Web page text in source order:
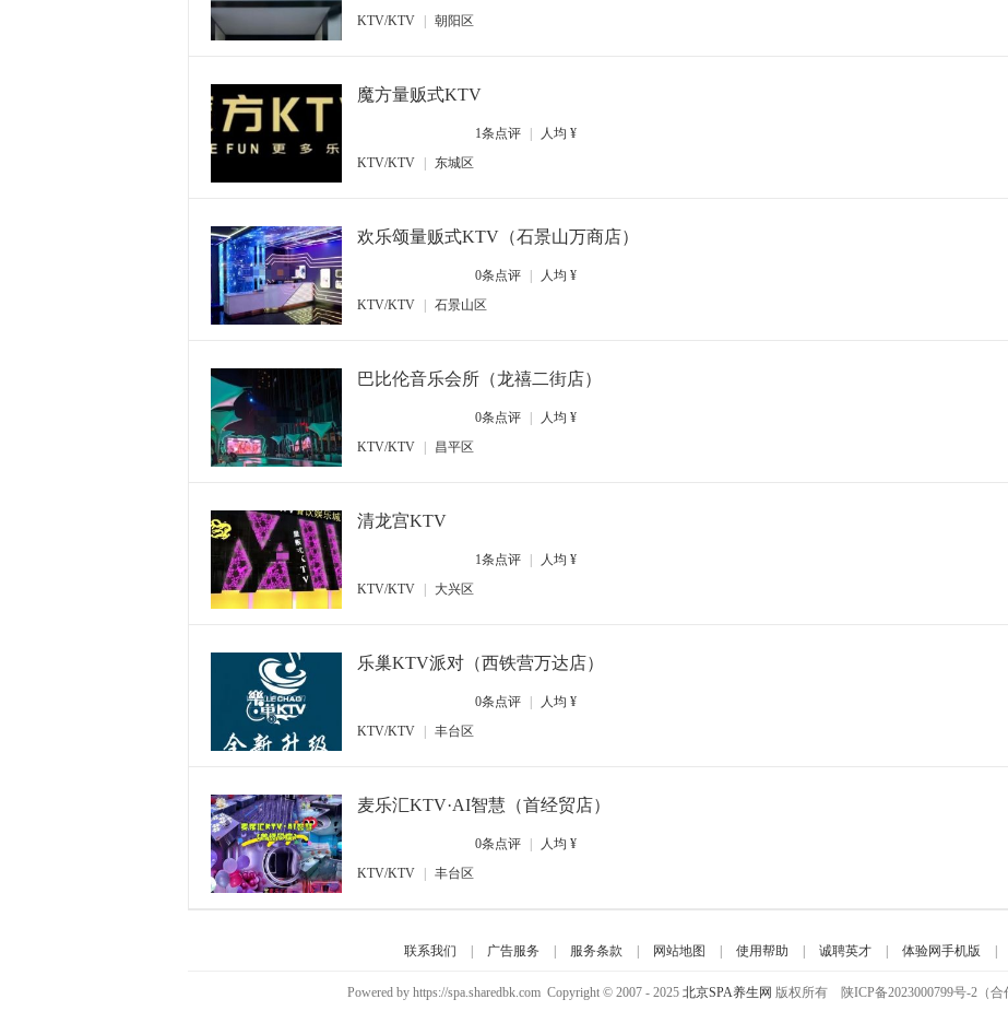
KTV/KTV
朝阳区
魔方量贩式KTV
1条点评 人均 ¥
KTV/KTV
东城区
欢乐颂量贩式KTV（石景山万商店）
0条点评 人均 ¥
KTV/KTV
石景山区
巴比伦音乐会所（龙禧二街店）
0条点评 人均 ¥
KTV/KTV
昌平区
清龙宫KTV
1条点评 人均 ¥
KTV/KTV
大兴区
乐巢KTV派对（西铁营万达店）
0条点评 人均 ¥
KTV/KTV
丰台区
麦乐汇KTV·AI智慧（首经贸店）
0条点评 人均 ¥
KTV/KTV
丰台区
联系我们 广告服务 服务条款 网站地图 使用帮助 诚聘英才 体验网手机版
Powered by https://spa.sharedbk.com Copyright © 2007 - 2025 北京SPA养生网 版权所有 陕ICP备2023000799号-2（合